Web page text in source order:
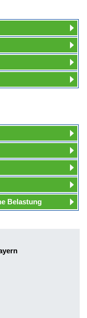
Belastung